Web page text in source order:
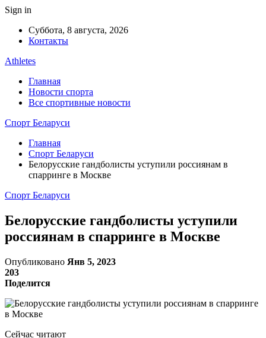
Sign in
Суббота, 8 августа, 2026
Контакты
Athletes
Главная
Новости спорта
Все спортивные новости
Спорт Беларуси
Главная
Спорт Беларуси
Белорусские гандболисты уступили россиянам в
спарринге в Москве
Спорт Беларуси
Белорусские гандболисты уступили
россиянам в спарринге в Москве
Опубликовано Янв 5, 2023
203
Поделится
Сейчас читают